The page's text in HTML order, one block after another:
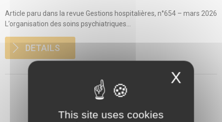
Article paru dans la revue Gestions hospitalières, n°654 – mars 2026
L’organisation des soins psychiatriques...
DETAILS
X
This site uses cookies